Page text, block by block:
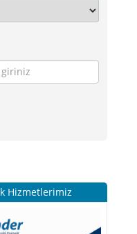
Hizmetlerimiz